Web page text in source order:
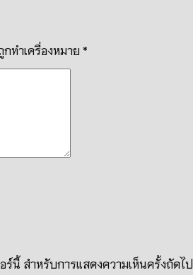
ทำเครื่องหมาย *
ร์นี้ สำหรับการแสดงความเห็นครั้งถัดไป